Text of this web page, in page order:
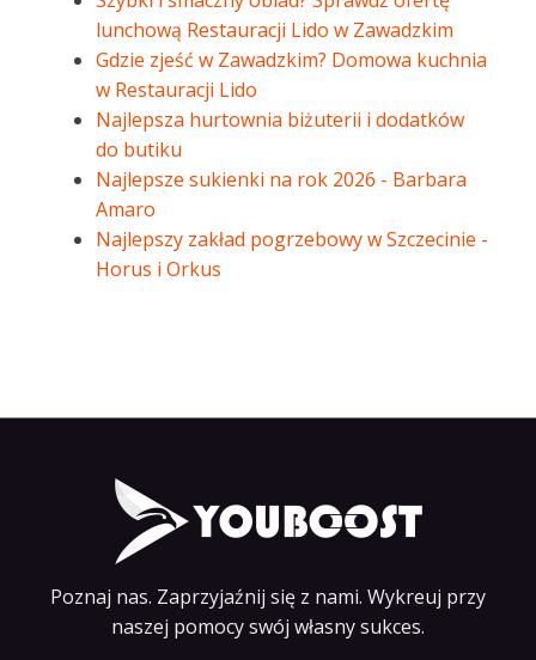
lunchową Restauracji Lido w Zawadzkim
Gdzie zjeść w Zawadzkim? Domowa kuchnia
w Restauracji Lido
Najlepsza hurtownia biżuterii i dodatków
do butiku
Najlepsze sukienki na rok 2026 - Barbara
Amaro
Najlepszy zakład pogrzebowy w Szczecinie -
Horus i Orkus
Poznaj nas. Zaprzyjaźnij się z nami. Wykreuj przy
naszej pomocy swój własny sukces.